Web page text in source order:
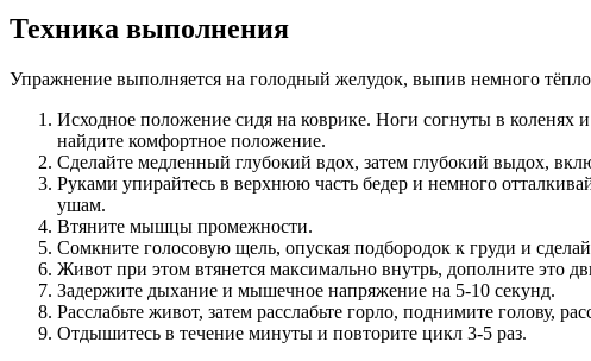
Техника выполнения
Упражнение выполняется на голодный желудок, выпив немного
Исходное положение сидя на коврике. Ноги согнуты в коленях
найдите комфортное положение.
Сделайте медленный глубокий вдох, затем глубокий выдох,
Руками упирайтесь в верхнюю часть бедер и немного
ушам.
Втяните мышцы промежности.
Сомкните голосовую щель, опуская подбородок к груди и
Живот при этом втянется максимально внутрь, дополните это
Задержите дыхание и мышечное напряжение на 5-10 секунд.
Расслабьте живот, затем расслабьте горло, поднимите голову,
Отдышитесь в течение минуты и повторите цикл 3-5 раз.